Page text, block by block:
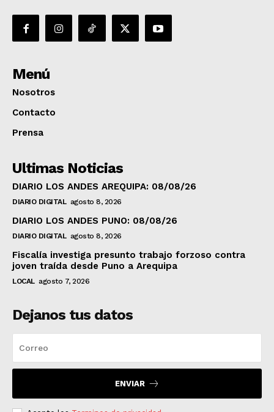
Menú
Nosotros
Contacto
Prensa
Ultimas Noticias
DIARIO LOS ANDES AREQUIPA: 08/08/26
DIARIO DIGITAL agosto 8, 2026
DIARIO LOS ANDES PUNO: 08/08/26
DIARIO DIGITAL agosto 8, 2026
Fiscalía investiga presunto trabajo forzoso contra
joven traída desde Puno a Arequipa
LOCAL agosto 7, 2026
Dejanos tus datos
ENVIAR